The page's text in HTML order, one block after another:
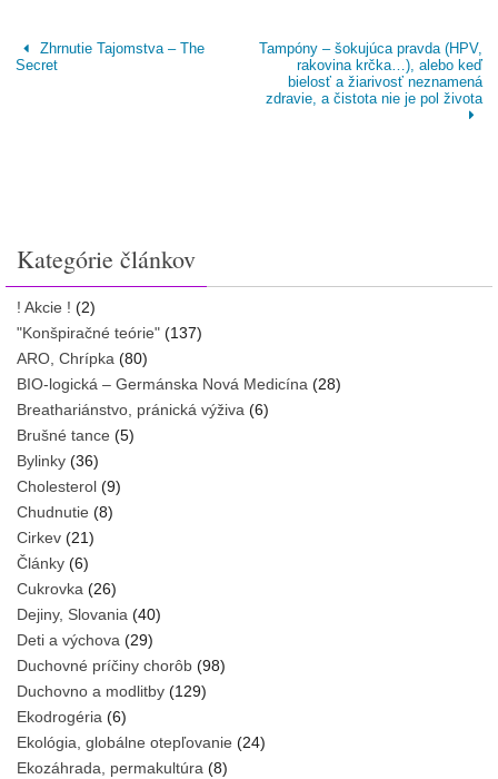
Zhrnutie Tajomstva – The
Secret
Tampóny – šokujúca pravda (HPV,
rakovina krčka…), alebo keď
bielosť a žiarivosť neznamená
zdravie, a čistota nie je pol života
Kategórie článkov
! Akcie ! (2)
"Konšpiračné teórie" (137)
ARO, Chrípka (80)
BIO-logická – Germánska Nová Medicína (28)
Breathariánstvo, pránická výživa (6)
Brušné tance (5)
Bylinky (36)
Cholesterol (9)
Chudnutie (8)
Cirkev (21)
Články (6)
Cukrovka (26)
Dejiny, Slovania (40)
Deti a výchova (29)
Duchovné príčiny chorôb (98)
Duchovno a modlitby (129)
Ekodrogéria (6)
Ekológia, globálne otepľovanie (24)
Ekozáhrada, permakultúra (8)